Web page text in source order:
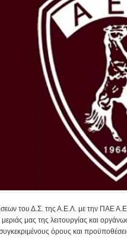
του Δ.Σ. της Α.Ε.Λ. με την ΠΑΕ
μας της λειτουργίας και
όρους και